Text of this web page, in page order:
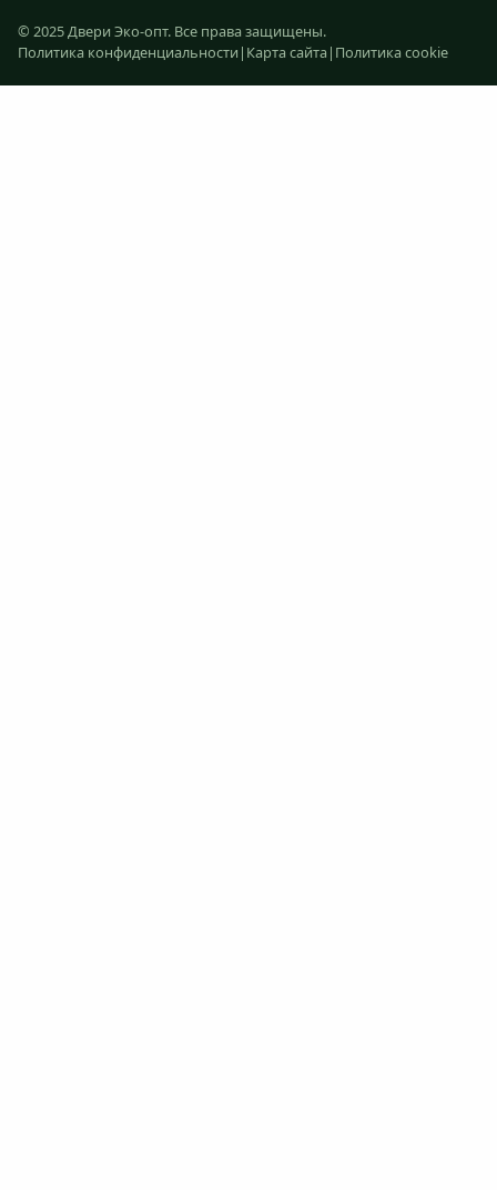
© 2025 Двери Эко-опт. Все права защищены.
Политика конфиденциальности | Карта сайта | Политика cookie